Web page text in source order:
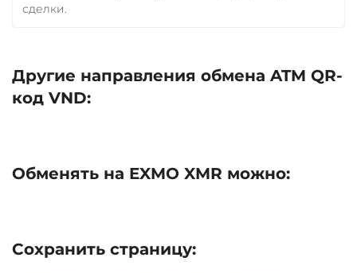
сделки.
Другие направления обмена ATM QR-
код VND:
Обменять на EXMO XMR можно:
Сохранить страницу: